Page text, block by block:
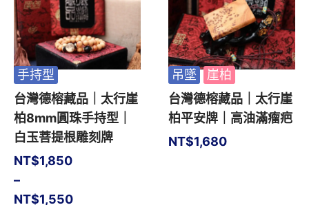
手持型
台灣德榕藏品｜太行崖
柏8mm圓珠手持型｜
白玉菩提根雕刻牌
NT$1,550
–
NT$1,850
吊墜
崖柏
台灣德榕藏品｜太行崖
柏平安牌｜高油滿瘤疤
NT$1,680